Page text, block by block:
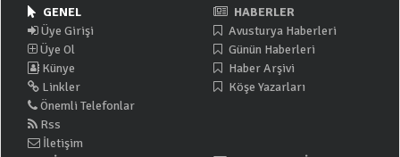
GENEL
Üye Girişi
Üye Ol
Künye
Linkler
Önemli Telefonlar
Rss
İletişim
HABERLER
Avusturya Haberleri
Günün Haberleri
Haber Arşivi
Köşe Yazarları